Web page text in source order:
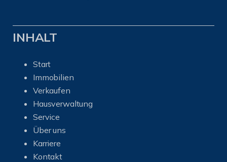
INHALT
Start
Immobilien
Verkaufen
Hausverwaltung
Service
Über uns
Karriere
Kontakt